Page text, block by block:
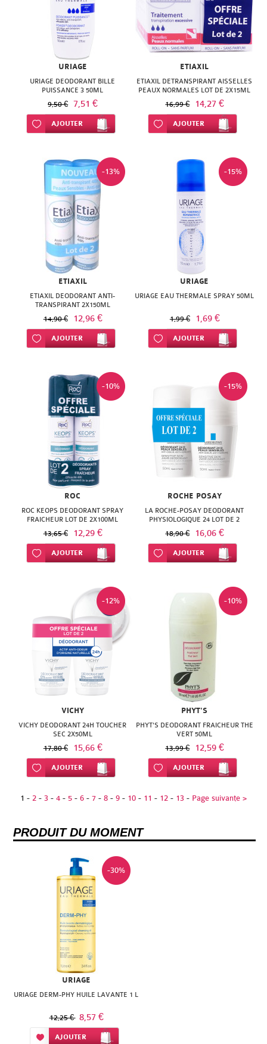
URIAGE
URIAGE DEODORANT BILLE
PUISSANCE 3 50ML
9,50 € 7,51 €
Ajouter à ma liste d’envie
AJOUTER
ETIAXIL
ETIAXIL DETRANSPIRANT AISSELLES
PEAUX NORMALES LOT DE 2X15ML
16,99 € 14,27 €
Ajouter à ma liste d’envie
AJOUTER
-13%
ETIAXIL
ETIAXIL DEODORANT ANTI-
TRANSPIRANT 2X150ML
14,90 € 12,96 €
Ajouter à ma liste d’envie
AJOUTER
-15%
URIAGE
URIAGE EAU THERMALE SPRAY 50ML
1,99 € 1,69 €
Ajouter à ma liste d’envie
AJOUTER
-10%
ROC
ROC KEOPS DEODORANT SPRAY
FRAICHEUR LOT DE 2X100ML
13,65 € 12,29 €
Ajouter à ma liste d’envie
AJOUTER
-15%
ROCHE POSAY
LA ROCHE-POSAY DEODORANT
PHYSIOLOGIQUE 24 LOT DE 2
18,90 € 16,06 €
Ajouter à ma liste d’envie
AJOUTER
-12%
VICHY
VICHY DEODORANT 24H TOUCHER
SEC 2X50ML
17,80 € 15,66 €
Ajouter à ma liste d’envie
AJOUTER
-10%
PHYT'S
PHYT'S DEODORANT FRAICHEUR THE
VERT 50ML
13,99 € 12,59 €
Ajouter à ma liste d’envie
AJOUTER
1 - 2 - 3 - 4 - 5 - 6 - 7 - 8 - 9 - 10 - 11 - 12 - 13 - Page suivante >
PRODUIT DU MOMENT
-30%
URIAGE
URIAGE DERM-PHY HUILE LAVANTE 1 L
12,25 € 8,57 €
Ajouter à ma liste d’envie
AJOUTER